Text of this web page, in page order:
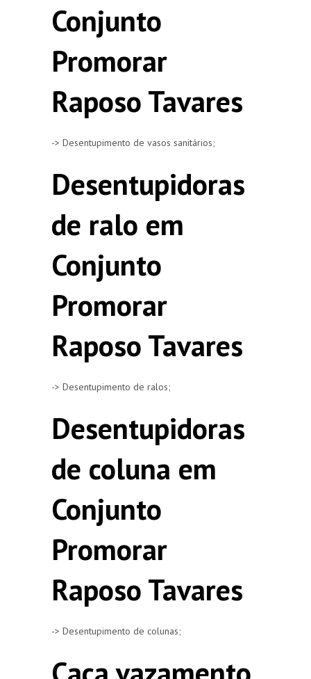
Conjunto
Promorar
Raposo Tavares
-> Desentupimento de vasos sanitários;
Desentupidoras
de ralo em
Conjunto
Promorar
Raposo Tavares
-> Desentupimento de ralos;
Desentupidoras
de coluna em
Conjunto
Promorar
Raposo Tavares
-> Desentupimento de colunas;